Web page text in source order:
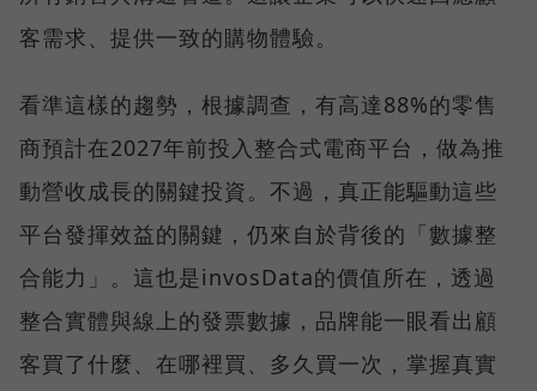
客需求、提供一致的購物體驗。
看準這樣的趨勢，根據調查，有高達88%的零售
商預計在2027年前投入整合式電商平台，做為推
動營收成長的關鍵投資。不過，真正能驅動這些
平台發揮效益的關鍵，仍來自於背後的「數據整
合能力」。這也是invosData的價值所在，透過
整合實體與線上的發票數據，品牌能一眼看出顧
客買了什麼、在哪裡買、多久買一次，掌握真實